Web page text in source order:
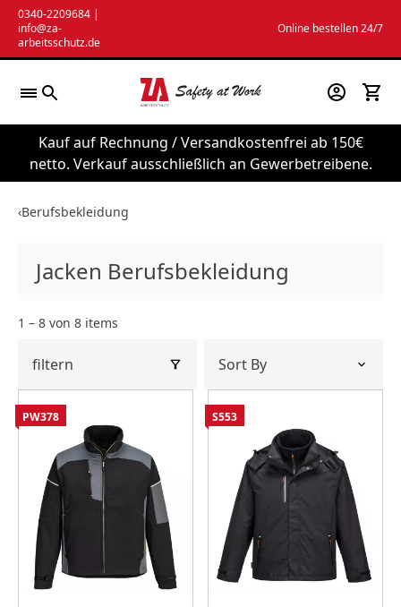
Zum
Inhalt
springen
0340-2209684 |
info@za-
arbeitsschutz.de
Online bestellen 24/7
Kauf auf Rechnung / Versandkostenfrei ab 150€
netto. Verkauf ausschließlich an Gewerbetreibene.
‹Berufsbekleidung
Jacken Berufsbekleidung
1 – 8 von 8 items
filtern
PW378 S553